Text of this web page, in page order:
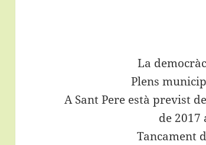
La
Plens
A Sant Pere està previst
de
Tancament